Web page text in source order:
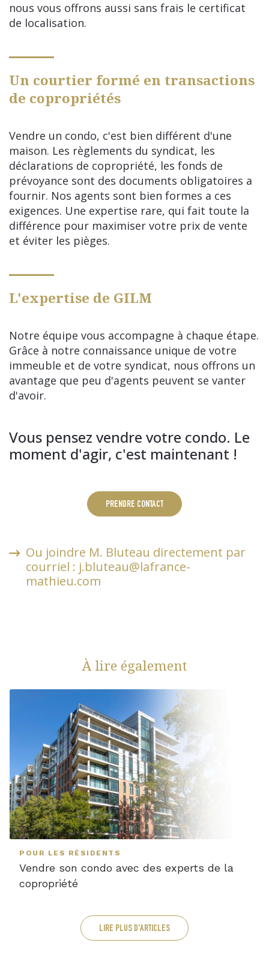
nous vous offrons aussi sans frais le certificat
de localisation.
Un courtier formé en transactions
de copropriétés
Vendre un condo, c'est bien différent d'une
maison. Les règlements du syndicat, les
déclarations de copropriété, les fonds de
prévoyance sont des documents obligatoires a
fournir. Nos agents sont bien formes a ces
exigences. Une expertise rare, qui fait toute la
différence pour maximiser votre prix de vente
et éviter les pièges.
L'expertise de GILM
Notre équipe vous accompagne à chaque étape.
Grâce à notre connaissance unique de votre
immeuble et de votre syndicat, nous offrons un
avantage que peu d'agents peuvent se vanter
d'avoir.
Vous pensez vendre votre condo. Le
moment d'agir, c'est maintenant !
PRENDRE CONTACT
Ou joindre M. Bluteau directement par
courriel : j.bluteau@lafrance-
mathieu.com
À lire également
POUR LES RÉSIDENTS
Vendre son condo avec des experts de la
copropriété
LIRE PLUS D'ARTICLES